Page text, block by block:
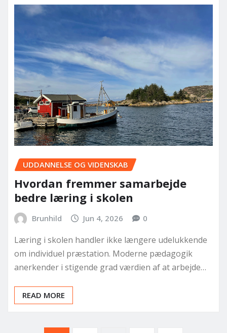
UDDANNELSE OG VIDENSKAB
Hvordan fremmer samarbejde
bedre læring i skolen
Brunhild Jun 4, 2026 0
Læring i skolen handler ikke længere udelukkende
om individuel præstation. Moderne pædagogik
anerkender i stigende grad værdien af at arbejde…
READ MORE